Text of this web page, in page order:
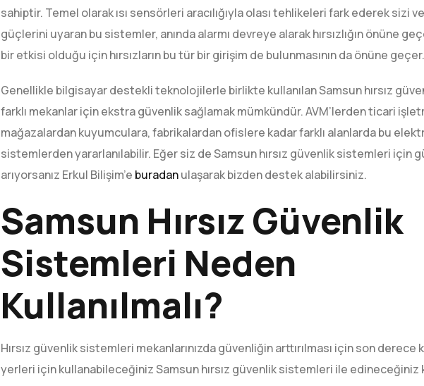
sahiptir. Temel olarak ısı sensörleri aracılığıyla olası tehlikeleri fark ederek sizi
güçlerini uyaran bu sistemler, anında alarmı devreye alarak hırsızlığın önüne
bir etkisi olduğu için hırsızların bu tür bir girişim de bulunmasının da önüne geçer.
Genellikle bilgisayar destekli teknolojilerle birlikte kullanılan Samsun hırsız
farklı mekanlar için ekstra güvenlik sağlamak mümkündür. AVM’lerden ticari
mağazalardan kuyumculara, fabrikalardan ofislere kadar farklı alanlarda bu
sistemlerden yararlanılabilir. Eğer siz de Samsun hırsız güvenlik sistemleri için
arıyorsanız Erkul Bilişim’e buradanulaşarak bizden destek alabilirsiniz.
Samsun Hırsız Güvenlik
Sistemleri Neden
Kullanılmalı?
Hırsız güvenlik sistemleri mekanlarınızda güvenliğin arttırılması için son derece
yerleri için kullanabileceğiniz Samsun hırsız güvenlik sistemleri ile edineceğiniz